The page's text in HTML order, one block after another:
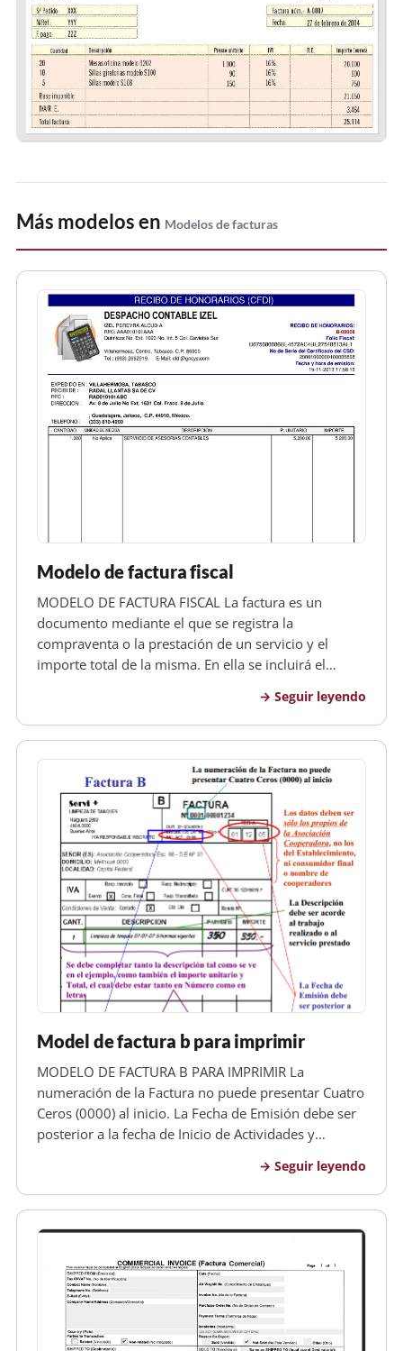
Más modelos en Modelos de facturas
Modelo de factura fiscal
MODELO DE FACTURA FISCAL La factura es un
documento mediante el que se registra la
compraventa o la prestación de un servicio y el
importe total de la misma. En ella se incluirá el
sujeta la operación. Utilización de la factura La
entrega de factura al consumidor g…
Seguir leyendo
Model de factura b para imprimir
MODELO DE FACTURA B PARA IMPRIMIR La
numeración de la Factura no puede presentar Cuatro
Ceros (0000) al inicio. La Fecha de Emisión debe ser
posterior a la fecha de Inicio de Actividades y
ser sólo los propios de la Asociación Cooperadora,
no los del Establecimiento,…
Seguir leyendo